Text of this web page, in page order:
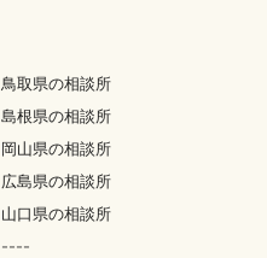
鳥取県の相談所
島根県の相談所
岡山県の相談所
広島県の相談所
山口県の相談所
----